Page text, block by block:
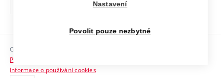
odkaz)
Sociální bezpečí
HR Award
Copyright © 2026 VUT
Prohlášení o přístupnosti
Informace o používání cookies
Nastavení
Povolit pouze nezbytné